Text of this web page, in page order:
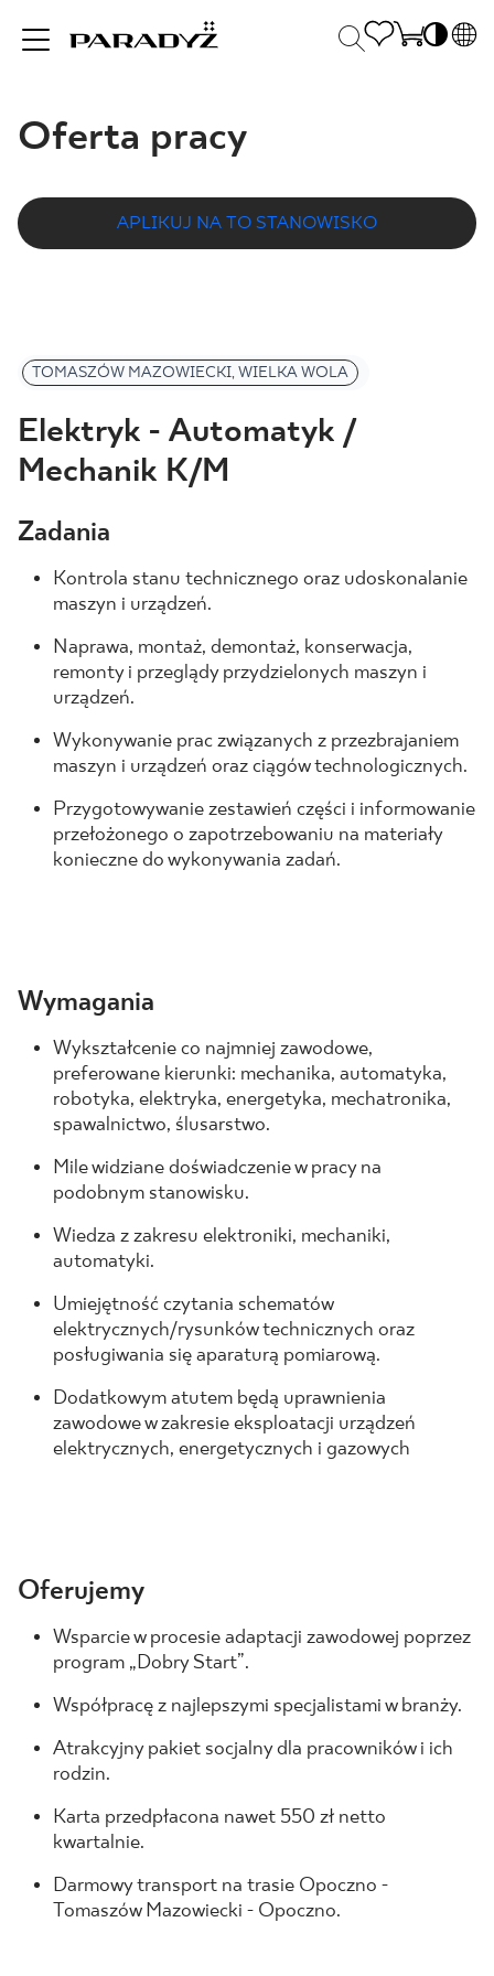
UK
RU
INSPIRACJE
PRODUKTY
DLA BIZNESU
GDZIE KUPIĆ
O NAS
KONTAKT
Oferta pracy
APLIKUJ NA TO STANOWISKO
TOMASZÓW MAZOWIECKI, WIELKA WOLA
Elektryk - Automatyk /
Mechanik K/M
Zadania
Kontrola stanu technicznego oraz udoskonalanie
maszyn i urządzeń.
Naprawa, montaż, demontaż, konserwacja,
remonty i przeglądy przydzielonych maszyn i
urządzeń.
Wykonywanie prac związanych z przezbrajaniem
maszyn i urządzeń oraz ciągów technologicznych.
Przygotowywanie zestawień części i informowanie
przełożonego o zapotrzebowaniu na materiały
konieczne do wykonywania zadań.
Wymagania
Wykształcenie co najmniej zawodowe,
preferowane kierunki: mechanika, automatyka,
robotyka, elektryka, energetyka, mechatronika,
spawalnictwo, ślusarstwo.
Mile widziane doświadczenie w pracy na
podobnym stanowisku.
Wiedza z zakresu elektroniki, mechaniki,
automatyki.
Umiejętność czytania schematów
elektrycznych/rysunków technicznych oraz
posługiwania się aparaturą pomiarową.
Dodatkowym atutem będą uprawnienia
zawodowe w zakresie eksploatacji urządzeń
elektrycznych, energetycznych i gazowych
Oferujemy
Wsparcie w procesie adaptacji zawodowej poprzez
program „Dobry Start”.
Współpracę z najlepszymi specjalistami w branży.
Atrakcyjny pakiet socjalny dla pracowników i ich
rodzin.
Karta przedpłacona nawet 550 zł netto
kwartalnie.
Darmowy transport na trasie Opoczno -
Tomaszów Mazowiecki - Opoczno.